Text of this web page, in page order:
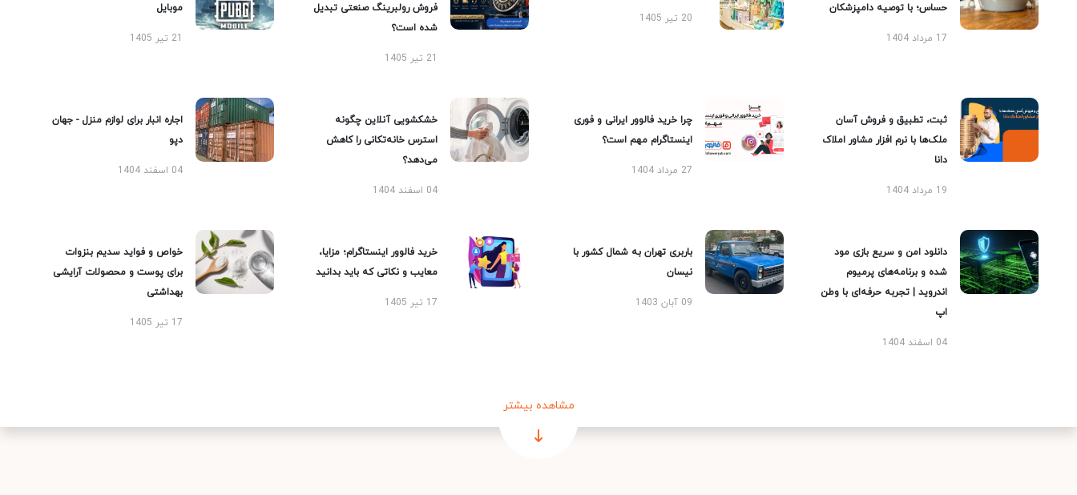
حساس؛ با توصیه دامپزشکان
17 مرداد 1404
20 تیر 1405
فروش رولبرینگ صنعتی تبدیل
شده است؟
21 تیر 1405
موبایل
21 تیر 1405
ثبت، تطبیق و فروش آسان
ملک‌ها با نرم افزار مشاور املاک
دانا
19 مرداد 1404
چرا خرید فالوور ایرانی و فوری
اینستاگرام مهم است؟
27 مرداد 1404
خشکشویی آنلاین چگونه
استرس خانه‌تکانی را کاهش
می‌دهد؟
04 اسفند 1404
اجاره انبار برای لوازم منزل - جهان
دپو
04 اسفند 1404
دانلود امن و سریع بازی مود
شده و برنامه‌های پرمیوم
اندروید | تجربه حرفه‌ای با وطن
اپ
04 اسفند 1404
باربری تهران به شمال کشور با
نیسان
09 آبان 1403
خرید فالوور اینستاگرام؛ مزایا،
معایب و نکاتی که باید بدانید
17 تیر 1405
خواص و فواید سدیم بنزوات
برای پوست و محصولات آرایشی
بهداشتی
17 تیر 1405
مشاهده بیشتر